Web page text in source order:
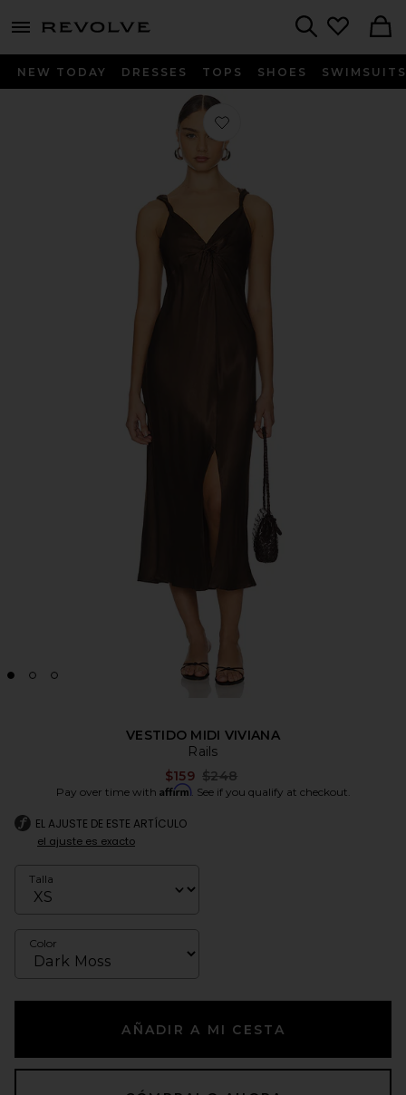
menu - shows more content
NEW TODAY DRESSES TOPS SHOES SWIMSUITS
Favorito VESTIDO MIDI VIVIANA
VESTIDO MIDI VIVIANA
Rails
$159 Previous price:
$248
Pay over time with Affirm. See if you qualify at checkout.
EL AJUSTE DE ESTE ARTÍCULO
el ajuste es exacto
Talla
Color
AÑADIR A MI CESTA